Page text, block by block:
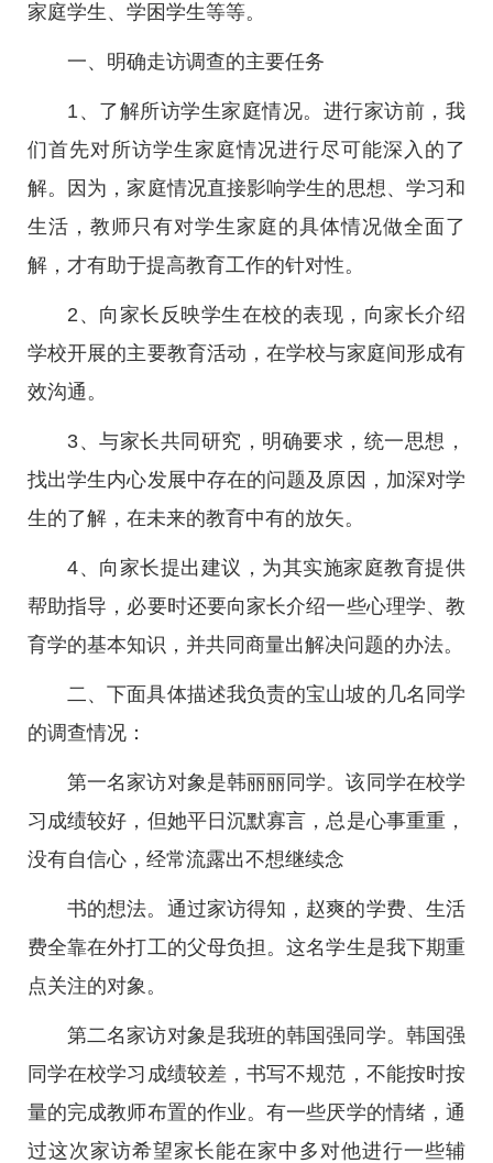
家庭学生、学困学生等等。
一、明确走访调查的主要任务
1、了解所访学生家庭情况。进行家访前，我
们首先对所访学生家庭情况进行尽可能深入的了
解。因为，家庭情况直接影响学生的思想、学习和
生活，教师只有对学生家庭的具体情况做全面了
解，才有助于提高教育工作的针对性。
2、向家长反映学生在校的表现，向家长介绍
学校开展的主要教育活动，在学校与家庭间形成有
效沟通。
3、与家长共同研究，明确要求，统一思想，
找出学生内心发展中存在的问题及原因，加深对学
生的了解，在未来的教育中有的放矢。
4、向家长提出建议，为其实施家庭教育提供
帮助指导，必要时还要向家长介绍一些心理学、教
育学的基本知识，并共同商量出解决问题的办法。
二、下面具体描述我负责的宝山坡的几名同学
的调查情况：
第一名家访对象是韩丽丽同学。该同学在校学
习成绩较好，但她平日沉默寡言，总是心事重重，
没有自信心，经常流露出不想继续念
书的想法。通过家访得知，赵爽的学费、生活
费全靠在外打工的父母负担。这名学生是我下期重
点关注的对象。
第二名家访对象是我班的韩国强同学。韩国强
同学在校学习成绩较差，书写不规范，不能按时按
量的完成教师布置的作业。有一些厌学的情绪，通
过这次家访希望家长能在家中多对他进行一些辅